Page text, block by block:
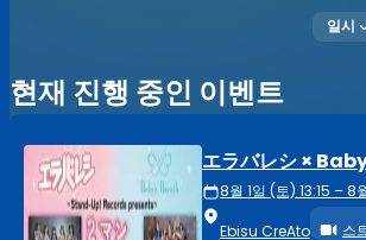
일시
현재 진행 중인 이벤트
エラバレシ ×
8월 1일 (토) 13:15 –
Ebisu CreAto
스